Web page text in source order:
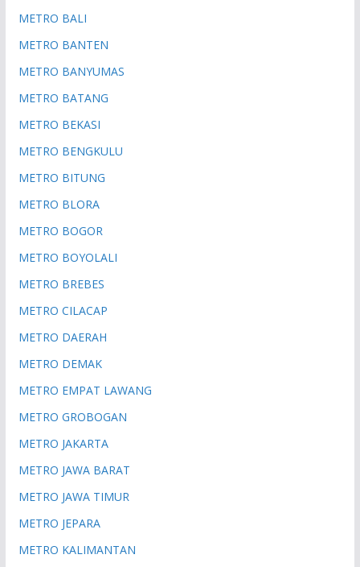
METRO BALI
METRO BANTEN
METRO BANYUMAS
METRO BATANG
METRO BEKASI
METRO BENGKULU
METRO BITUNG
METRO BLORA
METRO BOGOR
METRO BOYOLALI
METRO BREBES
METRO CILACAP
METRO DAERAH
METRO DEMAK
METRO EMPAT LAWANG
METRO GROBOGAN
METRO JAKARTA
METRO JAWA BARAT
METRO JAWA TIMUR
METRO JEPARA
METRO KALIMANTAN